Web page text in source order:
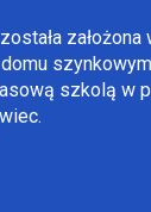
szkolą w